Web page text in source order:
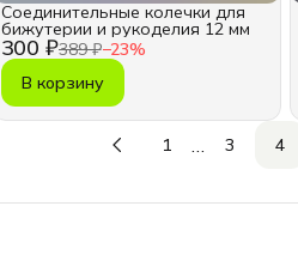
300 ₽389 ₽−23%
Соединительные колечки для
бижутерии и рукоделия 12 мм
В корзину
1 … 3 4